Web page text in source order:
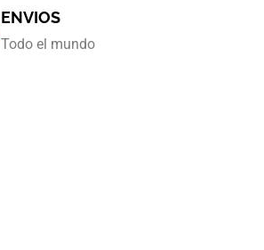
ENVIOS
Todo el mundo